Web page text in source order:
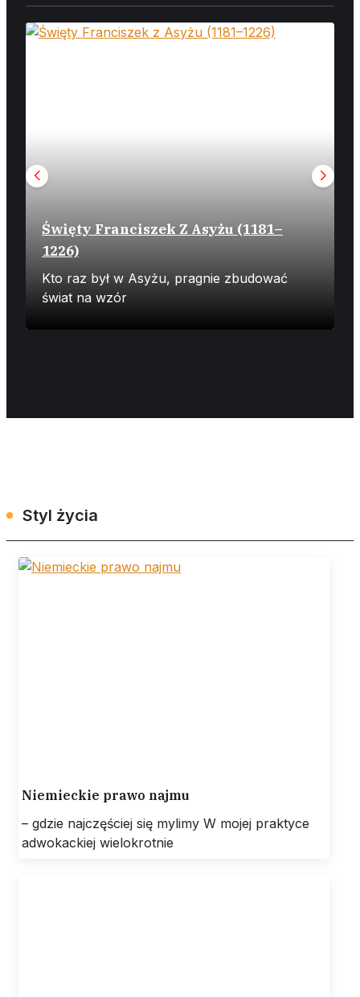
Święty Franciszek Z Asyżu (1181–
1226)
Kto raz był w Asyżu, pragnie zbudować
świat na wzór
Styl życia
Niemieckie prawo najmu
– gdzie najczęściej się mylimy W mojej praktyce
adwokackiej wielokrotnie